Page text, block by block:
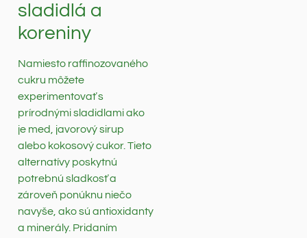
sladidlá a
koreniny
Namiesto raffinozovaného
cukru môžete
experimentovať s
prírodnými sladidlami ako
je med, javorový sirup
alebo kokosový cukor. Tieto
alternatívy poskytnú
potrebnú sladkosť a
zároveň ponúknu niečo
navyše, ako sú antioxidanty
a minerály. Pridaním